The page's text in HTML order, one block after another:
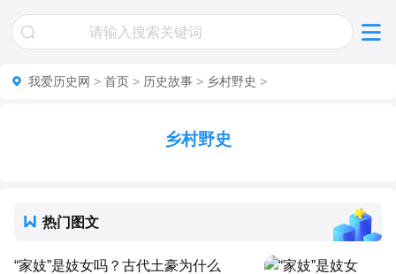
我爱历史网 > 首页 > 历史故事 > 乡村野史 >
乡村野史
热门图文
“家妓”是妓女吗？古代土豪为什么